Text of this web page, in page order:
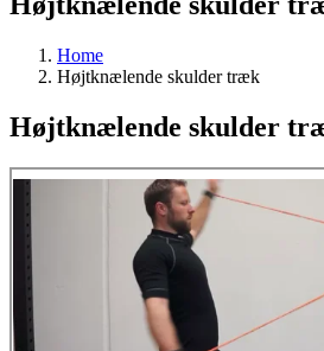
Home
Højtknælende skulder træk
Højtknælende skulder